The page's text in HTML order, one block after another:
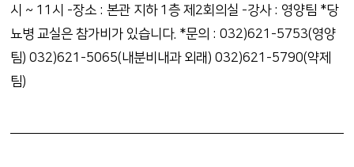
시 ~ 11시 -장소 : 본관 지하 1층 제2회의실 -강사 : 영양팀 *당
뇨병 교실은 참가비가 있습니다. *문의 : 032)621-5753(영양
팀) 032)621-5065(내분비내과 외래) 032)621-5790(약제
팀)